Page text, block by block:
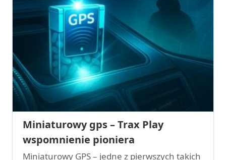
Miniaturowy gps – Trax Play
wspomnienie pioniera
Miniaturowy GPS – jedne z pierwszych takich